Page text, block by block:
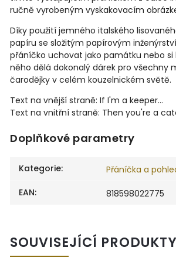
ručně vyrobeným vyskakovacím
Díky použití jemného italského
papíru se složitým papírovým
přáníčko uchovat jako památku nebo si
něho dělá dokonalý dárek pro všechny
čarodějky v celém kouzelnickém světě.
Text na vnější straně: If I'm a keeper...
Text na vnitřní straně: Then you're a
Doplňkové parametry
Kategorie:
Přáníčka a
EAN: 818598022775
SOUVISEJÍCÍ PRODUKTY